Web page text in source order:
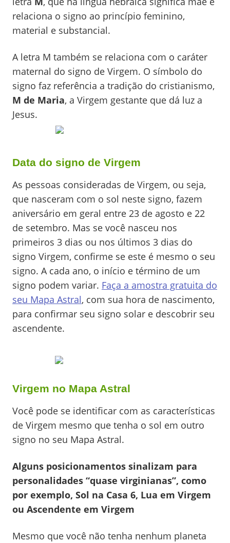
relaciona o signo ao princípio feminino,
material e substancial.
A letra M também se relaciona com o caráter
maternal do signo de Virgem. O símbolo do
signo faz referência a tradição do cristianismo,
M de Maria, a Virgem gestante que dá luz a
Jesus.
Data do signo de Virgem
As pessoas consideradas de Virgem, ou seja,
que nasceram com o sol neste signo, fazem
aniversário em geral entre 23 de agosto e 22
de setembro. Mas se você nasceu nos
primeiros 3 dias ou nos últimos 3 dias do
signo Virgem, confirme se este é mesmo o seu
signo. A cada ano, o início e término de um
signo podem variar. Faça a amostra gratuita do
seu Mapa Astral, com sua hora de nascimento,
para confirmar seu signo solar e descobrir seu
ascendente.
Virgem no Mapa Astral
Você pode se identificar com as características
de Virgem mesmo que tenha o sol em outro
signo no seu Mapa Astral.
Alguns posicionamentos sinalizam para
personalidades “quase virginianas”, como
por exemplo, Sol na Casa 6, Lua em Virgem
ou Ascendente em Virgem
Mesmo que você não tenha nenhum planeta